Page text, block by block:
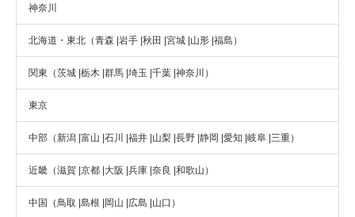
神奈川
北海道・東北（青森 |岩手 |秋田 |宮城 |山形 |福島）
関東（茨城 |栃木 |群馬 |埼玉 |千葉 |神奈川）
東京
中部（新潟 |富山 |石川 |福井 |山梨 |長野 |静岡 |愛知 |岐阜 |三重）
近畿（滋賀 |京都 |大阪 |兵庫 |奈良 |和歌山）
中国（鳥取 |島根 |岡山 |広島 |山口）